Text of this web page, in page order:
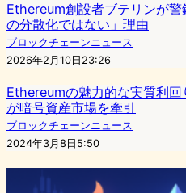
Ethereum創設者ブテリンが
の分散化ではない」理由
ブロックチェーンニュース
2026年2月10日23:26
Ethereumの魅力的な実質利
が暗号資産市場を牽引
ブロックチェーンニュース
2024年3月8日5:50